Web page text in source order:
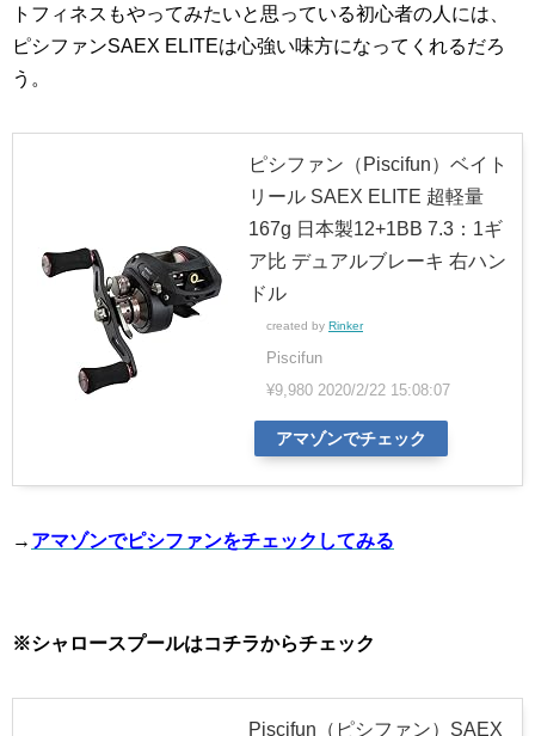
トフィネスもやってみたいと思っている初心者の人には、
ピシファンSAEX ELITEは心強い味方になってくれるだろ
う。
ピシファン（Piscifun）ベイト
リール SAEX ELITE 超軽量
167g 日本製12+1BB 7.3：1ギ
ア比 デュアルブレーキ 右ハン
ドル
created by Rinker
Piscifun
¥9,980 2020/2/22 15:08:07
アマゾンでチェック
→ アマゾンでピシファンをチェックしてみる
※シャロースプールはコチラからチェック
Piscifun（ピシファン）SAEX